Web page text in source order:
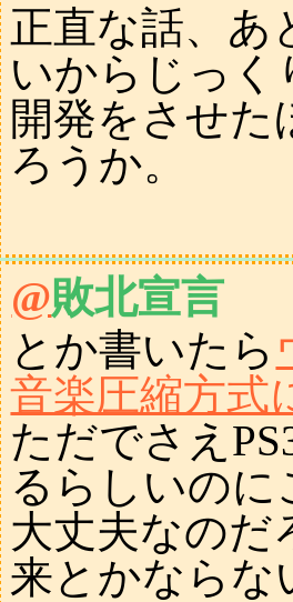
正直な話、あ
いからじっ
開発をさせ
ろうか。
@敗北宣言
とか書いたら
音楽圧縮方式
ただでさえ
るらしいの
大丈夫なのだ
来とかならな